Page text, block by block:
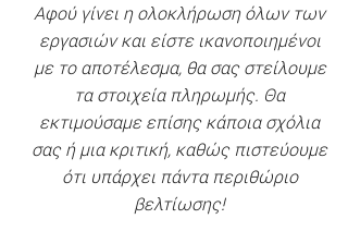
Αφού γίνει ηολοκλήρωση όλων των
εργασιών και είστε ικανοποιημένοι
με το αποτέλεσμα, θα σας στείλουμε
τα στοιχεία πληρωμής. Θα
εκτιμούσαμε επίσης κάποια σχόλια
σας ή μια κριτική, καθώς πιστεύουμε
ότι υπάρχει πάντα περιθώριο
βελτίωσης!